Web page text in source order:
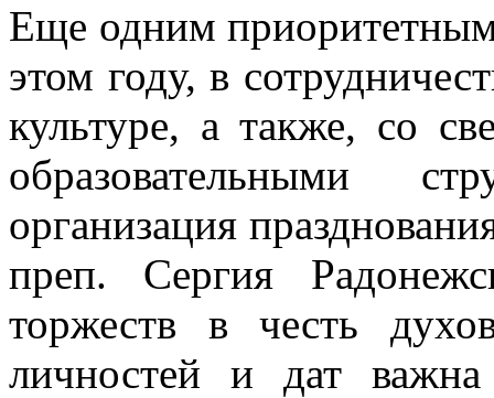
Еще одним
этом году, в
культуре, а также, со
образовательными
организация
преп. Сергия
торжеств в честь
личностей и дат